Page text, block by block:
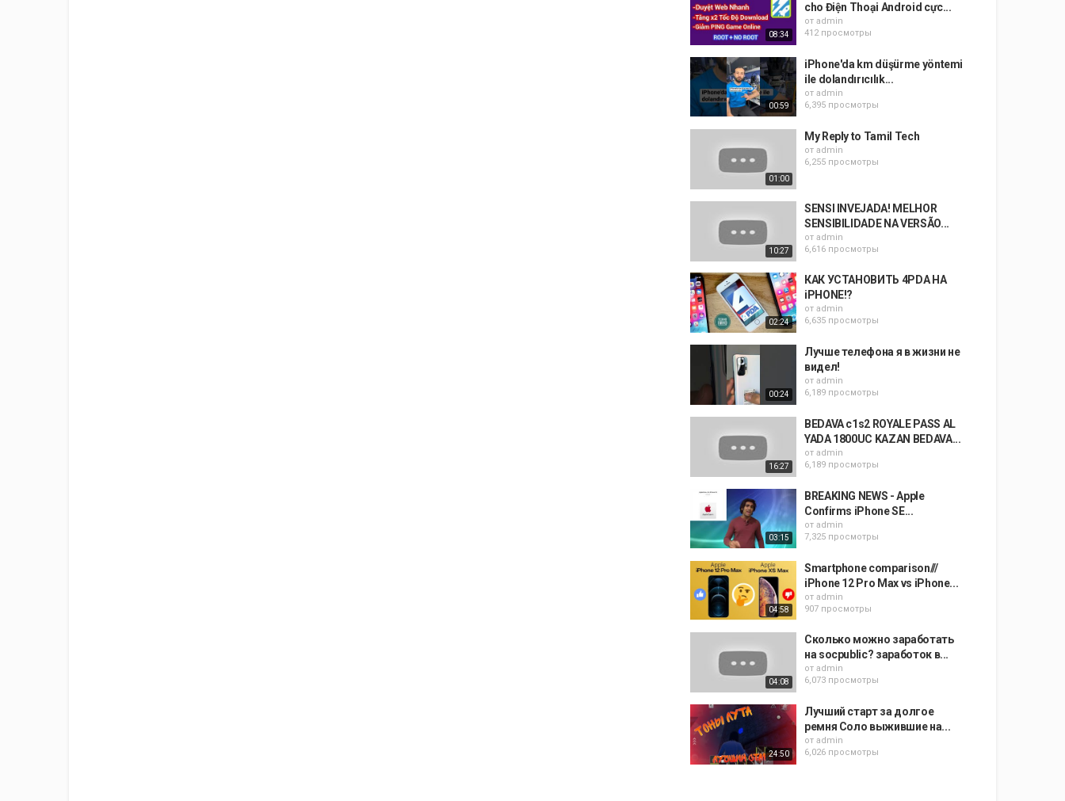
08:34
cho Điện Thoại Android cực...
от admin
412 просмотры
00:59
iPhone'da km düşürme yöntemi
ile dolandırıcılık...
от admin
6,395 просмотры
01:00
My Reply to Tamil Tech
от admin
6,255 просмотры
10:27
SENSI INVEJADA! MELHOR
SENSIBILIDADE NA VERSÃO...
от admin
6,616 просмотры
02:24
КАК УСТАНОВИТЬ 4PDA НА
iPHONE!?
от admin
6,635 просмотры
00:24
Лучше телефона я в жизни не
видел!
от admin
6,189 просмотры
16:27
BEDAVA c1s2 ROYALE PASS AL
YADA 1800UC KAZAN BEDAVA...
от admin
6,189 просмотры
03:15
BREAKING NEWS - Apple
Confirms iPhone SE...
от admin
7,325 просмотры
04:58
Smartphone comparison///
iPhone 12 Pro Max vs iPhone...
от admin
907 просмотры
04:08
Сколько можно заработать
на socpublic? заработок в...
от admin
6,073 просмотры
24:50
Лучший старт за долгое
ремня Соло выжившие на...
от admin
6,026 просмотры